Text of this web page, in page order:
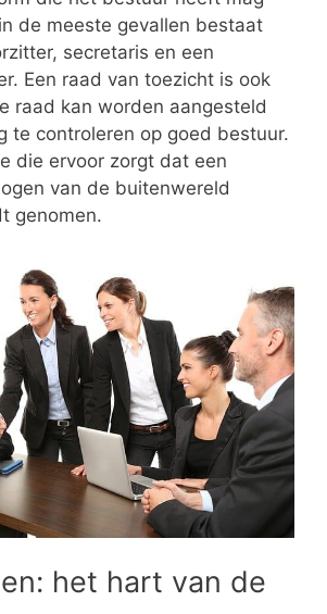
de meeste gevallen bestaat
secretaris en een
Een raad van toezicht is ook
raad kan worden aangesteld
te controleren op goed bestuur.
die ervoor zorgt dat een
van de buitenwereld
genomen.
het hart van de